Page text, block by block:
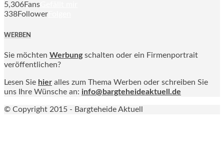
5,306Fans
338Follower
WERBEN
Sie möchten Werbung schalten oder ein Firmenportrait
veröffentlichen?
Lesen Sie hier alles zum Thema Werben oder schreiben Sie
uns Ihre Wünsche an: info@bargteheideaktuell.de
© Copyright 2015 - Bargteheide Aktuell